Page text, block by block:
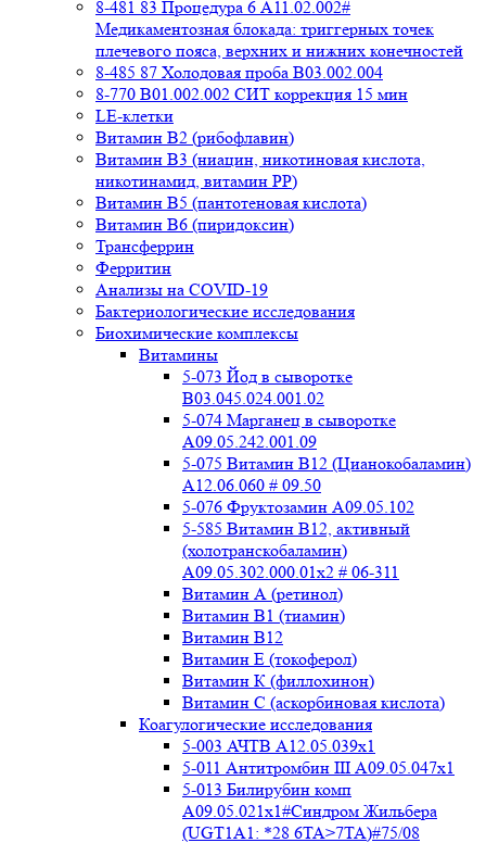
8-481 83 Процедура 6 A11.02.002#
Медикаментозная блокада: триггерных точек
плечевого пояса, верхних и нижних конечностей
8-485 87 Холодовая проба В03.002.004
8-770 B01.002.002 СИТ коррекция 15 мин
LE-клетки
Витамин В2 (рибофлавин)
Витамин В3 (ниацин, никотиновая кислота,
никотинамид, витамин PP)
Витамин В5 (пантотеновая кислота)
Витамин В6 (пиридоксин)
Трансферрин
Ферритин
Анализы на COVID-19
Бактериологические исследования
Биохимические комплексы
Витамины
5-073 Йод в сыворотке
B03.045.024.001.02
5-074 Марганец в сыворотке
A09.05.242.001.09
5-075 Витамин В12 (Цианокобаламин)
A12.06.060 # 09.50
5-076 Фруктозамин A09.05.102
5-585 Витамин B12, активный
(холотранскобаламин)
A09.05.302.000.01x2 # 06-311
Витамин А (ретинол)
Витамин В1 (тиамин)
Витамин В12
Витамин Е (токоферол)
Витамин К (филлохинон)
Витамин С (аскорбиновая кислота)
Коагулогические исследования
5-003 АЧТВ А12.05.039x1
5-011 Антитромбин III А09.05.047x1
5-013 Билирубин комп
A09.05.021x1#Синдром Жильбера
(UGT1A1: *28 6TA>7TA)#75/08